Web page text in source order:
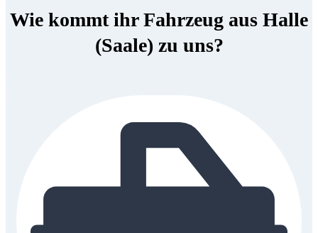
Wie kommt ihr Fahrzeug aus Halle
(Saale) zu uns?